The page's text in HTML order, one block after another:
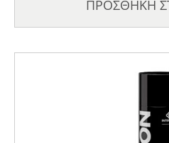
ΠΡΟΣΘΗΚΗ